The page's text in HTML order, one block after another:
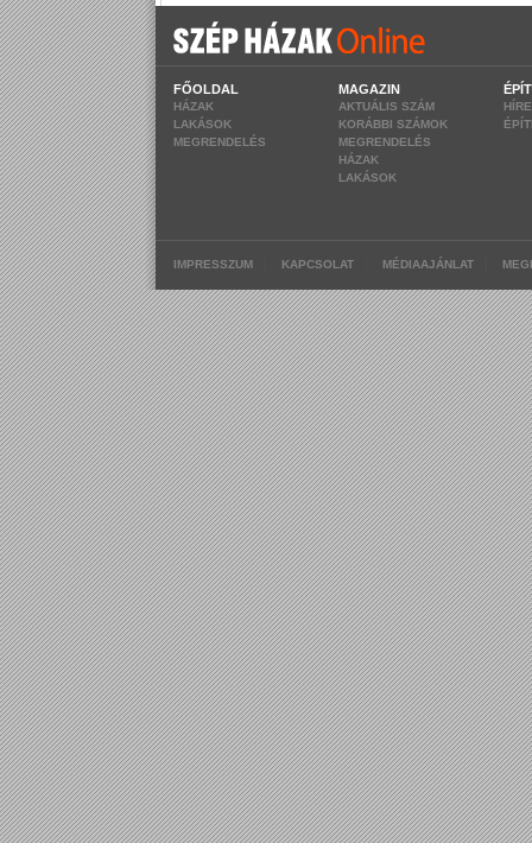
FŐOLDAL
HÁZAK
LAKÁSOK
MEGRENDELÉS
MAGAZIN
AKTUÁLIS SZÁM
KORÁBBI SZÁMOK
MEGRENDELÉS
HÁZAK
LAKÁSOK
IMPRESSZUM KAPCSOLAT MÉDIAAJÁNLAT